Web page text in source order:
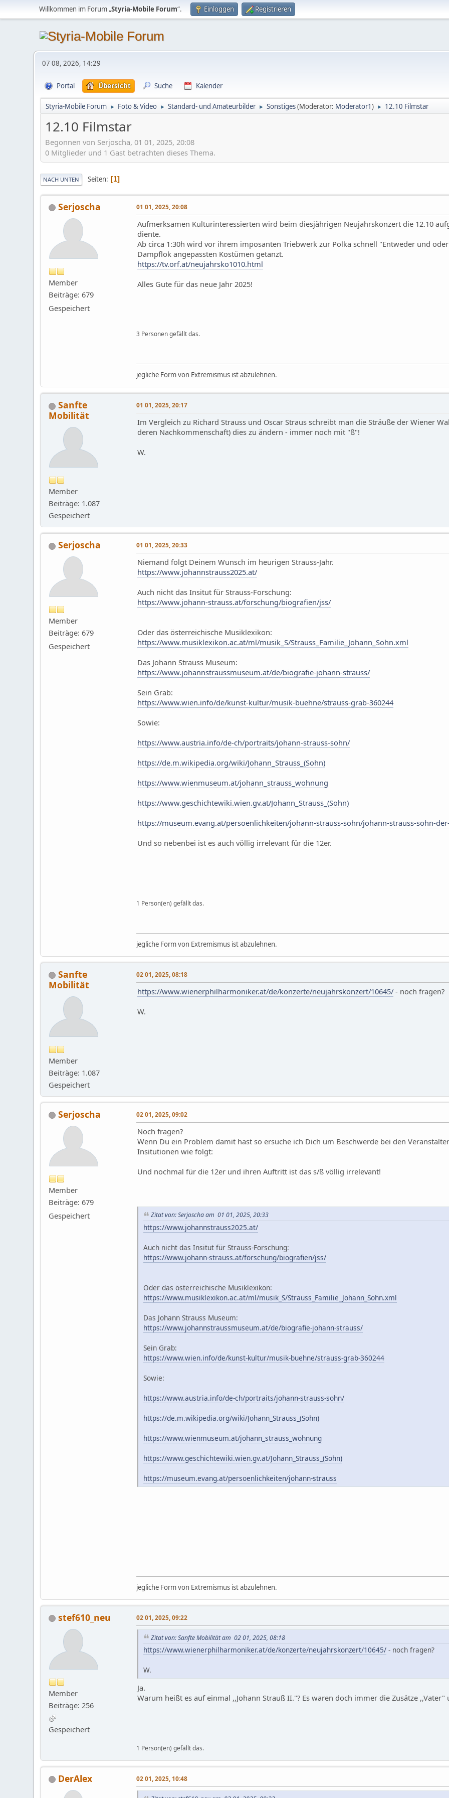
Willkommen im Forum „Styria-Mobile Forum“. Einloggen Registrieren
07 08, 2026, 14:29
Portal Übersicht Suche Kalender
Styria-Mobile Forum ► Foto & Video ► Standard- und Amateurbilder ► Sonstiges(Moderator: Moderator1) ► 12.10 Filmstar
12.10 Filmstar
Begonnen von Serjoscha, 01 01, 2025, 20:08
0 Mitglieder und 1 Gast betrachten dieses Thema.
NACH UNTEN Seiten 1
Serjoscha
Member
Beiträge: 679
Gespeichert
01 01, 2025, 20:08
Aufmerksamen Kulturinteressierten wird beim diesjährigen Neujahrskonzert die 12.10
diente.
Ab circa 1:30h wird vor ihrem imposanten Triebwerk zur Polka schnell "Entweder und
Dampflok angepassten Kostümen getanzt.
https://tv.orf.at/neujahrsko1010.html
Alles Gute für das neue Jahr 2025!
3 Personen gefällt das.
jegliche Form von Extremismus ist abzulehnen.
Sanfte
Mobilität
Member
Beiträge: 1.087
Gespeichert
01 01, 2025, 20:17
Im Vergleich zu Richard Strauss und Oscar Straus schreibt man die Sträuße der Wiener
deren Nachkommenschaft) dies zu ändern - immer noch mit "ß"!
W.
Serjoscha
Member
Beiträge: 679
Gespeichert
01 01, 2025, 20:33
Niemand folgt Deinem Wunsch im heurigen Strauss-Jahr.
https://www.johannstrauss2025.at/
Auch nicht das Insitut für Strauss-Forschung:
https://www.johann-strauss.at/forschung/biografien/jss/
Oder das österreichische Musiklexikon:
https://www.musiklexikon.ac.at/ml/musik_S/Strauss_Familie_Johann_Sohn.xml
Das Johann Strauss Museum:
https://www.johannstraussmuseum.at/de/biografie-johann-strauss/
Sein Grab:
https://www.wien.info/de/kunst-kultur/musik-buehne/strauss-grab-360244
Sowie:
https://www.austria.info/de-ch/portraits/johann-strauss-sohn/
https://de.m.wikipedia.org/wiki/Johann_Strauss_(Sohn)
https://www.wienmuseum.at/johann_strauss_wohnung
https://www.geschichtewiki.wien.gv.at/Johann_Strauss_(Sohn)
https://museum.evang.at/persoenlichkeiten/johann-strauss-sohn/johann-strauss-sohn-
Und so nebenbei ist es auch völlig irrelevant für die 12er.
1 Person(en) gefällt das.
jegliche Form von Extremismus ist abzulehnen.
Sanfte
Mobilität
Member
Beiträge: 1.087
Gespeichert
02 01, 2025, 08:18
https://www.wienerphilharmoniker.at/de/konzerte/neujahrskonzert/10645/ - noch fragen?
W.
Serjoscha
Member
Beiträge: 679
Gespeichert
02 01, 2025, 09:02
Noch fragen?
Wenn Du ein Problem damit hast so ersuche ich Dich um Beschwerde bei den
Insitutionen wie folgt:
Und nochmal für die 12er und ihren Auftritt ist das s/ß völlig irrelevant!
Zitat von: Serjoscha am 01 01, 2025, 20:33
https://www.johannstrauss2025.at/
Auch nicht das Insitut für Strauss-Forschung:
https://www.johann-strauss.at/forschung/biografien/jss/
Oder das österreichische Musiklexikon:
https://www.musiklexikon.ac.at/ml/musik_S/Strauss_Familie_Johann_Sohn.xml
Das Johann Strauss Museum:
https://www.johannstraussmuseum.at/de/biografie-johann-strauss/
Sein Grab:
https://www.wien.info/de/kunst-kultur/musik-buehne/strauss-grab-360244
Sowie:
https://www.austria.info/de-ch/portraits/johann-strauss-sohn/
https://de.m.wikipedia.org/wiki/Johann_Strauss_(Sohn)
https://www.wienmuseum.at/johann_strauss_wohnung
https://www.geschichtewiki.wien.gv.at/Johann_Strauss_(Sohn)
https://museum.evang.at/persoenlichkeiten/johann-strauss
jegliche Form von Extremismus ist abzulehnen.
stef610_neu
Member
Beiträge: 256
Gespeichert
02 01, 2025, 09:22
Zitat von: Sanfte Mobilität am 02 01, 2025, 08:18
https://www.wienerphilharmoniker.at/de/konzerte/neujahrskonzert/10645/ - noch fragen?
W.
Ja.
Warum heißt es auf einmal ,,Johann Strauß II."? Es waren doch immer die Zusätze
1 Person(en) gefällt das.
DerAlex 02 01, 2025, 10:48